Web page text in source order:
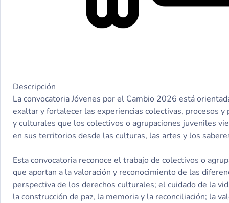
Descripción
La convocatoria Jóvenes por el Cambio 2026 está
exaltar y fortalecer las experiencias colectivas, procesos y
y culturales que los colectivos o agrupaciones juveniles
en sus territorios desde las culturas, las artes y los
Esta convocatoria reconoce el trabajo de colectivos o
que aportan a la valoración y reconocimiento de las
perspectiva de los derechos culturales; el cuidado de la
la construcción de paz, la memoria y la reconciliación; la